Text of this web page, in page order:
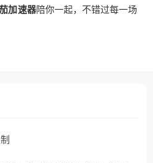
加速器陪你一起，不错过每一场